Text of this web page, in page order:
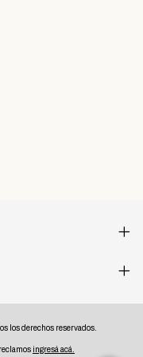
los derechos reservados.
ingresá acá.